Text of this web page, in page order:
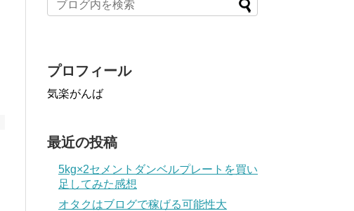
プロフィール
気楽がんば
最近の投稿
5kg×2セメントダンベルプレートを買い
足してみた感想
オタクはブログで稼げる可能性大